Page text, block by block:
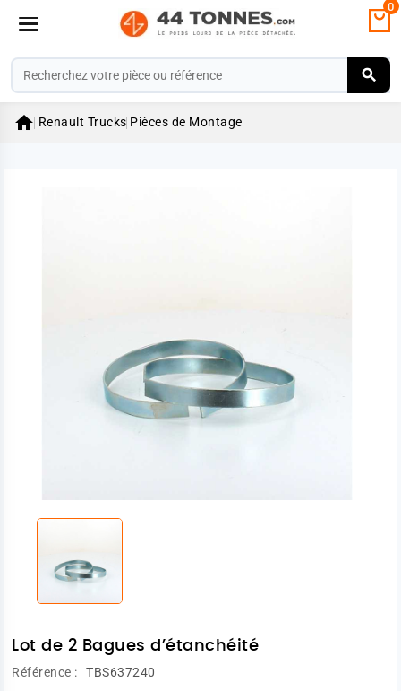
0
 Renault Trucks Pièces de Montage
Lot de 2 Bagues d’étanchéité
Référence : TBS637240